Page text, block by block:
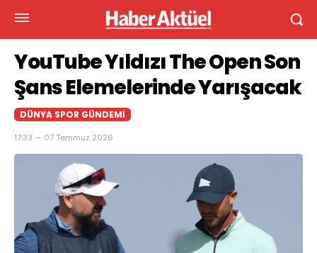
YouTube Yıldızı The Open Son
Şans Elemelerinde Yarışacak
DÜNYA SPOR GÜNDEMI
17:33 — 07 Temmuz 2026